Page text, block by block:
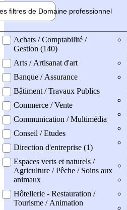
filtres de Domaine professionnel
professionel
Achats / Comptabilité /
Gestion (140)
Arts / Artisanat d'art
Banque / Assurance
Bâtiment / Travaux Publics
Commerce / Vente
Communication / Multimédia
Conseil / Etudes
Direction d'entreprise (1)
Espaces verts et naturels /
Agriculture / Pêche / Soins aux
animaux
Hôtellerie - Restauration /
Tourisme / Animation